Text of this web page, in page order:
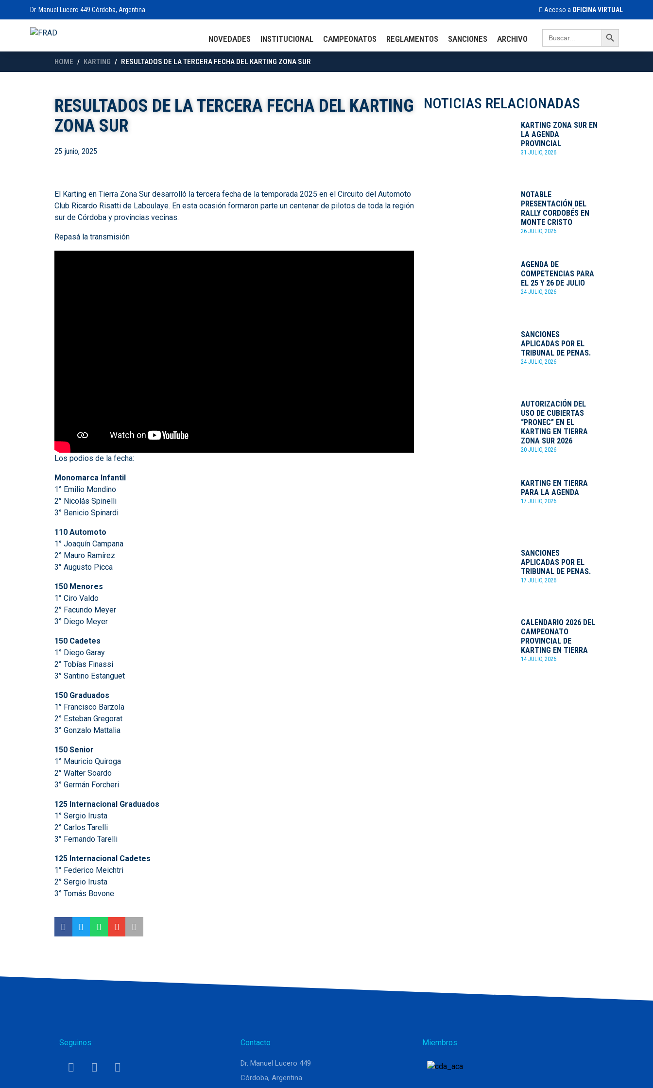
Dr. Manuel Lucero 449 Córdoba, Argentina Acceso a OFICINA VIRTUAL
NOVEDADES INSTITUCIONAL CAMPEONATOS REGLAMENTOS SANCIONES ARCHIVO
Search
for:
Search Button
HOME KARTING RESULTADOS DE LA TERCERA FECHA DEL KARTING ZONA SUR
RESULTADOS DE LA TERCERA FECHA DEL KARTING
ZONA SUR
25 junio, 2025
El Karting en Tierra Zona Sur desarrolló la tercera fecha de la temporada 2025 en el Circuito del Automoto
Club Ricardo Risatti de Laboulaye. En esta ocasión formaron parte un centenar de pilotos de toda la región
sur de Córdoba y provincias vecinas.
Repasá la transmisión
Los podios de la fecha:
Monomarca Infantil
1° Emilio Mondino
2° Nicolás Spinelli
3° Benicio Spinardi
110 Automoto
1° Joaquín Campana
2° Mauro Ramírez
3° Augusto Picca
150 Menores
1° Ciro Valdo
2° Facundo Meyer
3° Diego Meyer
150 Cadetes
1° Diego Garay
2° Tobías Finassi
3° Santino Estanguet
150 Graduados
1° Francisco Barzola
2° Esteban Gregorat
3° Gonzalo Mattalia
150 Senior
1° Mauricio Quiroga
2° Walter Soardo
3° Germán Forcheri
125 Internacional Graduados
1° Sergio Irusta
2° Carlos Tarelli
3° Fernando Tarelli
125 Internacional Cadetes
1° Federico Meichtri
2° Sergio Irusta
3° Tomás Bovone
NOTICIAS RELACIONADAS
KARTING ZONA SUR EN
LA AGENDA
PROVINCIAL
31 JULIO, 2026
NOTABLE
PRESENTACIÓN DEL
RALLY CORDOBÉS EN
MONTE CRISTO
26 JULIO, 2026
AGENDA DE
COMPETENCIAS PARA
EL 25 Y 26 DE JULIO
24 JULIO, 2026
SANCIONES
APLICADAS POR EL
TRIBUNAL DE PENAS.
24 JULIO, 2026
AUTORIZACIÓN DEL
USO DE CUBIERTAS
“PRONEC” EN EL
KARTING EN TIERRA
ZONA SUR 2026
20 JULIO, 2026
KARTING EN TIERRA
PARA LA AGENDA
17 JULIO, 2026
SANCIONES
APLICADAS POR EL
TRIBUNAL DE PENAS.
17 JULIO, 2026
CALENDARIO 2026 DEL
CAMPEONATO
PROVINCIAL DE
KARTING EN TIERRA
14 JULIO, 2026
Seguinos Contacto
Dr. Manuel Lucero 449
Córdoba, Argentina
Miembros